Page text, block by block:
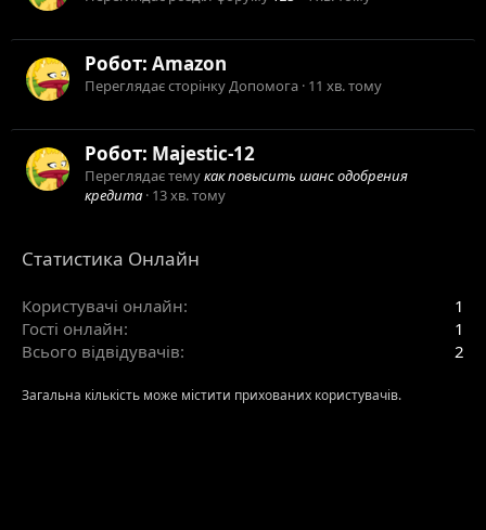
Робот: Amazon
Переглядає сторінку Допомога 11 хв. тому
Робот: Majestic-12
Переглядає темукак повысить шанс одобрения
кредита 13 хв. тому
Статистика Онлайн
Користувачі онлайн
1
Гості онлайн
1
Всього відвідувачів
2
Загальна кількість може містити прихованих користувачів.